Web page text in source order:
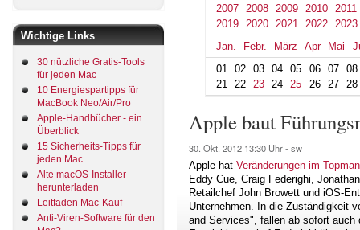
Wichtige Links
30 nützliche Gratis-Tools
für jeden Mac
10 Energiespartipps für
MacBook Neo/Air/Pro
Apple-Handbücher - ein
Überblick
15 Sicherheits-Tipps für
jeden Mac
Alte macOS-Installer
herunterladen
Leitfaden Mac-Kauf
Anti-Viren-Software für den
2007
2008 2009 2010
2011
2019
2020 2021 2022
2023
Jan.
Febr. März Apr Mai
01
02 03 04 05 06 07
08
21
22 23 24 25 26 27 28
Apple baut
30. Okt. 2012 13:30 Uhr - sw
Apple hat Veränderungen im
Eddy Cue, Craig Federighi,
Retailchef John Browett und iOS-
Unternehmen. In die Zuständigkeit
and Services", fallen ab sofort